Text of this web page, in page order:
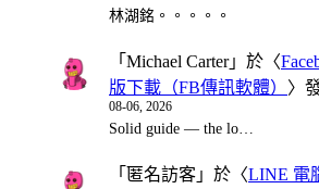
林湖銘。。。。。
「 Michael Carter」於〈
版下載（FB傳訊軟體） 〉
08-06, 2026
Solid guide — the lo…
「 匿名訪客 」於〈LINE 電